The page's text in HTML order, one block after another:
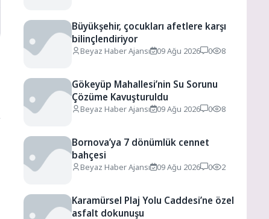
Büyükşehir, çocukları afetlere karşı
bilinçlendiriyor
Beyaz Haber Ajansı 09 Ağu 2026 0 8
Gökeyüp Mahallesi’nin Su Sorunu
Çözüme Kavuşturuldu
Beyaz Haber Ajansı 09 Ağu 2026 0 8
Bornova’ya 7 dönümlük cennet
bahçesi
Beyaz Haber Ajansı 09 Ağu 2026 0 2
Karamürsel Plaj Yolu Caddesi’ne özel
asfalt dokunuşu